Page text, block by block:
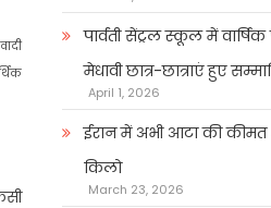
पार्वती सेंट्रल स्कूल में वार्षिक
मेधावी छात्र-छात्राएं हुए
April 1, 2026
ईरान में अभी आटा की कीमत
किलो
March 23, 2026